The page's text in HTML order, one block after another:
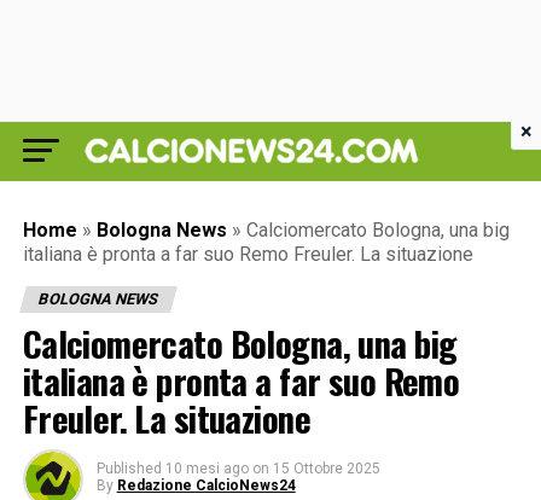
Home » Bologna News » Calciomercato Bologna, una big
italiana è pronta a far suo Remo Freuler. La situazione
BOLOGNA NEWS
Calciomercato Bologna, una big
italiana è pronta a far suo Remo
Freuler. La situazione
Published 10 mesi ago on 15 Ottobre 2025
By Redazione CalcioNews24
×